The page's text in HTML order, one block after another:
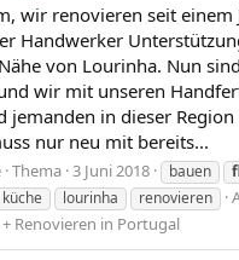
wir renovieren seit einem
Handwerker
von Lourinha. Nun
wir mit unseren
jemanden in dieser
nur neu mit bereits...
Thema 3 Juni 2018 bauen
küche lourinha renovieren
+ Renovieren in Portugal